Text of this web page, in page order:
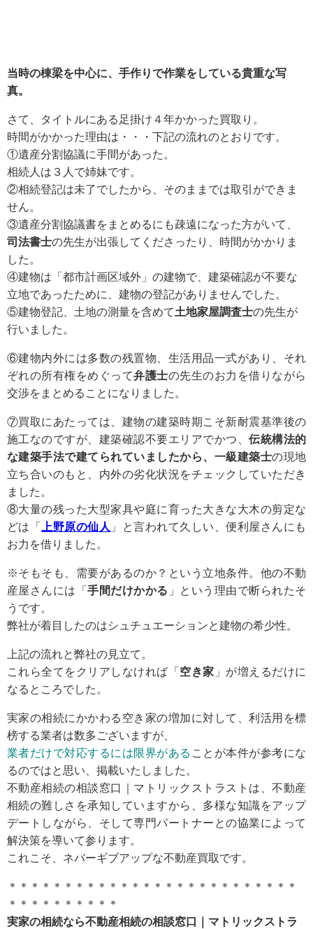
当時の棟梁を中心に、手作りで作業をしている貴重な写
真。
さて、タイトルにある足掛け４年かかった買取り。
時間がかかった理由は・・・下記の流れのとおりです。
①遺産分割協議に手間があった。
相続人は３人で姉妹です。
②相続登記は未了でしたから、そのままでは取引ができま
せん。
③遺産分割協議書をまとめるにも疎遠になった方がいて、
司法書士の先生が出張してくださったり、時間がかかりま
した。
④建物は「都市計画区域外」の建物で、建築確認が不要な
立地であったために、建物の登記がありませんでした。
⑤建物登記、土地の測量を含めて土地家屋調査士の先生が
行いました。
⑥建物内外には多数の残置物、生活用品一式があり、それ
ぞれの所有権をめぐって弁護士の先生のお力を借りながら
交渉をまとめることになりました。
⑦買取にあたっては、建物の建築時期こそ新耐震基準後の
施工なのですが、建築確認不要エリアでかつ、伝統構法的
な建築手法で建てられていましたから、 一級建築士の現地
立ち合いのもと、内外の劣化状況をチェックしていただき
ました。
⑧大量の残った大型家具や庭に育った大きな大木の剪定な
どは「 上野原の仙人 」と言われて久しい、便利屋さんにも
お力を借りました。
※そもそも、需要があるのか？という立地条件。他の不動
産屋さんには「手間だけかかる 」という理由で断られたそ
うです。
弊社が着目したのはシュチュエーションと建物の希少性。
上記の流れと弊社の見立て。
これら全てをクリアしなければ「空き家 」が増えるだけに
なるところでした。
実家の相続にかかわる空き家の増加に対して、利活用を標
榜する業者は数多ございますが、
業者だけで対応するには限界がある ことが本件が参考にな
るのではと思い、掲載いたしました。
不動産相続の相談窓口｜マトリックストラストは、不動産
相続の難しさを承知していますから、多様な知識をアップ
デートしながら、そして専門パートナーとの協業によって
解決策を導いて参ります。
これこそ、ネバーギブアップな不動産買取です。
＊＊＊＊＊＊＊＊＊＊＊＊＊＊＊＊＊＊＊＊＊＊＊＊＊＊
＊＊＊＊＊＊＊＊＊＊
実家の相続なら不動産相続の相談窓口｜マトリックストラ